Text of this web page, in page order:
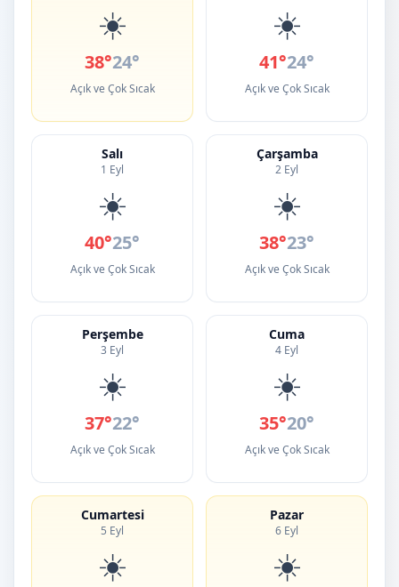
☀️
38°24°
Açık ve Çok Sıcak
☀️
41°24°
Açık ve Çok Sıcak
Salı
1 Eyl
☀️
40°25°
Açık ve Çok Sıcak
Çarşamba
2 Eyl
☀️
38°23°
Açık ve Çok Sıcak
Perşembe
3 Eyl
☀️
37°22°
Açık ve Çok Sıcak
Cuma
4 Eyl
☀️
35°20°
Açık ve Çok Sıcak
Cumartesi
5 Eyl
☀️
Pazar
6 Eyl
☀️